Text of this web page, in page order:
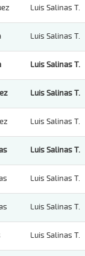
Luis Salinas T.
Luis Salinas T.
Luis Salinas T.
Luis Salinas T.
Luis Salinas T.
Luis Salinas T.
Luis Salinas T.
Luis Salinas T.
Luis Salinas T.